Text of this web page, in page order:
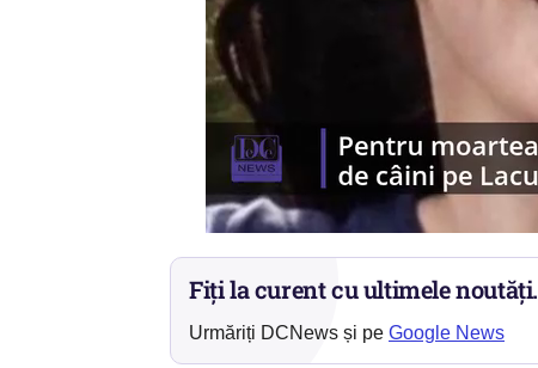
Fiți la curent cu ultimele noutăți.
Urmăriți DCNews și pe Google News